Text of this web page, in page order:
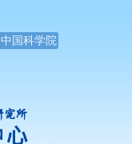
中国科学院